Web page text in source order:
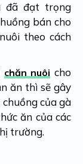
đã đạt trọng
bán cho
theo cách
chăn nuôi cho
ăn thì sẽ gây
của gà
ăn của các
trường.